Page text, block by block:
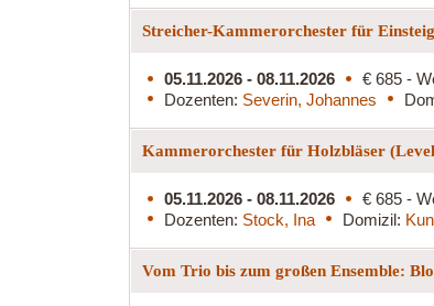
Streicher-Kammerorchester für
05.11.2026 - 08.11.2026
€ 685 -
Dozenten: Severin, Johannes
Kammerorchester für Holzbläser
05.11.2026 - 08.11.2026
€ 685 -
Dozenten: Stock, Ina Domizil:
Vom Trio bis zum großen Ensemble: